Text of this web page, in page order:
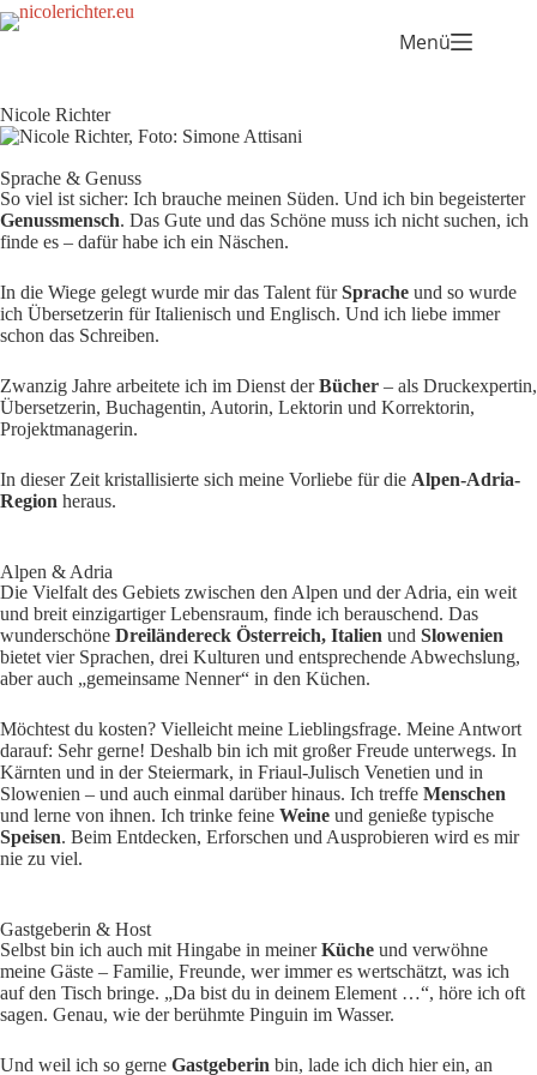
Menü
Nicole Richter
Sprache & Genuss
So viel ist sicher: Ich brauche meinen Süden. Und ich bin begeisterter
Genussmensch. Das Gute und das Schöne muss ich nicht suchen, ich
finde es – dafür habe ich ein Näschen.
In die Wiege gelegt wurde mir das Talent fürSprache und so wurde
ich Übersetzerin für Italienisch und Englisch. Und ich liebe immer
schon das Schreiben.
Zwanzig Jahre arbeitete ich im Dienst derBücher – als Druckexpertin,
Übersetzerin, Buchagentin, Autorin, Lektorin und Korrektorin,
Projektmanagerin.
In dieser Zeit kristallisierte sich meine Vorliebe für die Alpen-Adria-
Region heraus.
Alpen & Adria
Die Vielfalt des Gebiets zwischen den Alpen und der Adria, ein weit
und breit einzigartiger Lebensraum, finde ich berauschend. Das
wunderschöne Dreiländereck Österreich, Italien und Slowenien
bietet vier Sprachen, drei Kulturen und entsprechende Abwechslung,
aber auch „gemeinsame Nenner“ in den Küchen.
Möchtest du kosten? Vielleicht meine Lieblingsfrage. Meine Antwort
darauf: Sehr gerne! Deshalb bin ich mit großer Freude unterwegs. In
Kärnten und in der Steiermark, in Friaul-Julisch Venetien und in
Slowenien – und auch einmal darüber hinaus. Ich treffe Menschen
und lerne von ihnen. Ich trinke feine Weine und genieße typische
Speisen. Beim Entdecken, Erforschen und Ausprobieren wird es mir
nie zu viel.
Gastgeberin & Host
Selbst bin ich auch mit Hingabe in meinerKüche und verwöhne
meine Gäste – Familie, Freunde, wer immer es wertschätzt, was ich
auf den Tisch bringe. „Da bist du in deinem Element …“, höre ich oft
sagen. Genau, wie der berühmte Pinguin im Wasser.
Und weil ich so gerne Gastgeberin bin, lade ich dich hier ein, an